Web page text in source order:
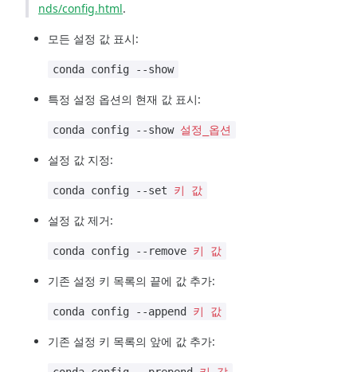
nds/config.html.
모든 설정 값 표시:
conda config --show
특정 설정 옵션의 현재 값 표시:
conda config --show 설정_옵션
설정 값 지정:
conda config --set 키 값
설정 값 제거:
conda config --remove 키 값
기존 설정 키 목록의 끝에 값 추가:
conda config --append 키 값
기존 설정 키 목록의 앞에 값 추가: